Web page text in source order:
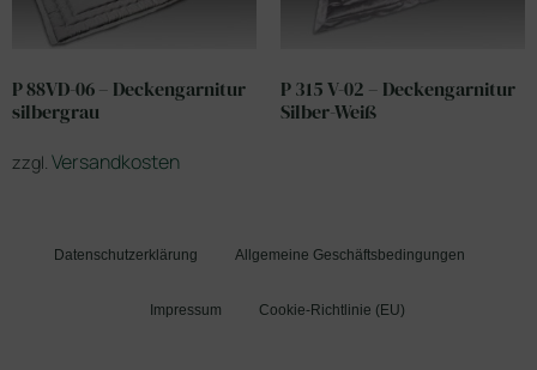
P 88VD-06 – Deckengarnitur
silbergrau
zzgl. Versandkosten
P 315 V-02 – Deckengarnitur
Silber-Weiß
Datenschutzerklärung Allgemeine Geschäftsbedingungen
Impressum Cookie-Richtlinie (EU)